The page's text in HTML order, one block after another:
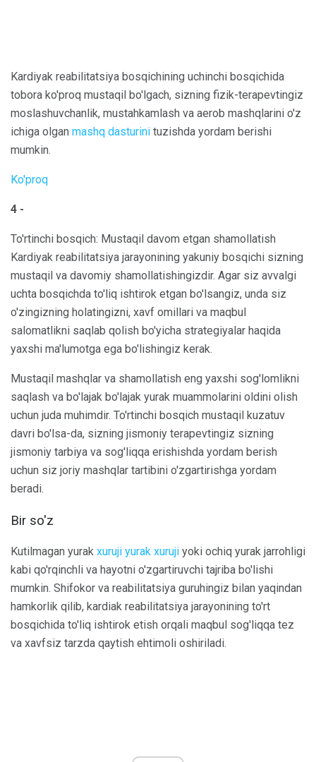
Kardiyak reabilitatsiya bosqichining uchinchi bosqichida
tobora ko'proq mustaqil bo'lgach, sizning fizik-terapevtingiz
moslashuvchanlik, mustahkamlash va aerob mashqlarini o'z
ichiga olgan mashq dasturini tuzishda yordam berishi
mumkin.
Ko'proq
4 -
To'rtinchi bosqich: Mustaqil davom etgan shamollatish
Kardiyak reabilitatsiya jarayonining yakuniy bosqichi sizning
mustaqil va davomiy shamollatishingizdir. Agar siz avvalgi
uchta bosqichda to'liq ishtirok etgan bo'lsangiz, unda siz
o'zingizning holatingizni, xavf omillari va maqbul
salomatlikni saqlab qolish bo'yicha strategiyalar haqida
yaxshi ma'lumotga ega bo'lishingiz kerak.
Mustaqil mashqlar va shamollatish eng yaxshi sog'lomlikni
saqlash va bo'lajak bo'lajak yurak muammolarini oldini olish
uchun juda muhimdir. To'rtinchi bosqich mustaqil kuzatuv
davri bo'lsa-da, sizning jismoniy terapevtingiz sizning
jismoniy tarbiya va sog'liqqa erishishda yordam berish
uchun siz joriy mashqlar tartibini o'zgartirishga yordam
beradi.
Bir so'z
Kutilmagan yurak xuruji yurak xuruji yoki ochiq yurak jarrohligi
kabi qo'rqinchli va hayotni o'zgartiruvchi tajriba bo'lishi
mumkin. Shifokor va reabilitatsiya guruhingiz bilan yaqindan
hamkorlik qilib, kardiak reabilitatsiya jarayonining to'rt
bosqichida to'liq ishtirok etish orqali maqbul sog'liqqa tez
va xavfsiz tarzda qaytish ehtimoli oshiriladi.